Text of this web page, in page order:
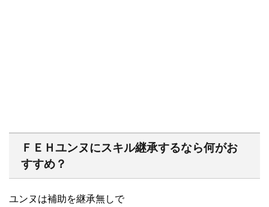
ＦＥＨユンヌにスキル継承するなら何がお
すすめ？
ユンヌは補助を継承無しで